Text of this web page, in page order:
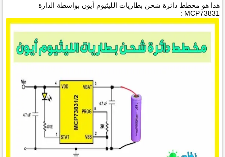
هذا هو مخطط دائرة شحن بطاريات الليثيوم أيون بواسطة الدارة
MCP73831 :